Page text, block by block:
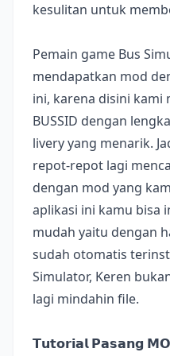
kesulitan untuk
Pemain game Bus
mendapatkan mod
ini, karena disini kami
BUSSID dengan
livery yang menarik.
repot-repot lagi
dengan mod yang
aplikasi ini kamu bisa
mudah yaitu dengan
sudah otomatis
Simulator, Keren
lagi mindahin file.
𝗧𝘂𝘁𝗼𝗿𝗶𝗮𝗹 𝗣𝗮𝘀𝗮𝗻𝗴